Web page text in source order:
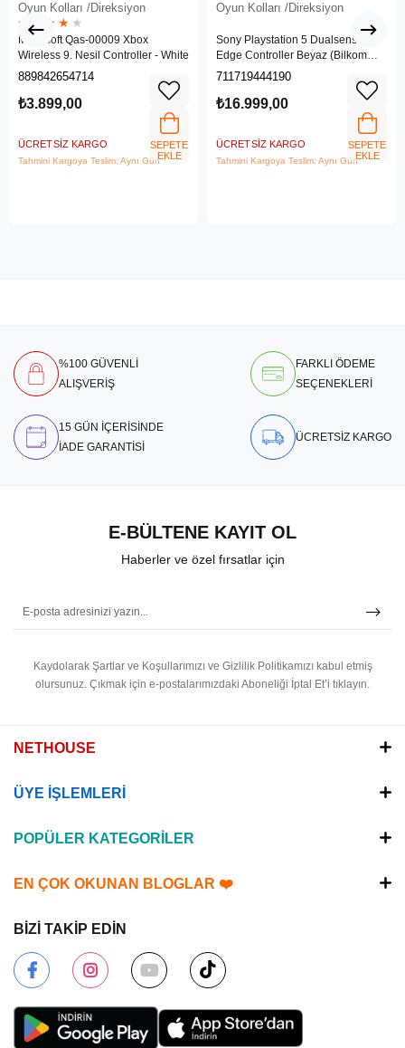
Oyun Kolları /Direksiyon
★ ★ ★ ★ ★
Microsoft Qas-00009 Xbox
Wireless 9. Nesil Controller - White
889842654714
₺3.899,00
ÜCRETSIZ KARGO
Tahmini Kargoya Teslim: Aynı Gün
SEPETE
EKLE
Oyun Kolları /Direksiyon
Sony Playstation 5 Dualsense
Edge Controller Beyaz (Bilkom
Garantili)
711719444190
₺16.999,00
ÜCRETSIZ KARGO
Tahmini Kargoya Teslim: Aynı Gün
SEPETE
EKLE
%100 GÜVENLİ
ALIŞVERİŞ
FARKLI ÖDEME
SEÇENEKLERİ
15 GÜN İÇERİSİNDE
İADE GARANTİSİ
ÜCRETSİZ KARGO
E-BÜLTENE KAYIT OL
Haberler ve özel fırsatlar için
Kaydolarak Şartlar ve Koşullarımızı ve Gizlilik Politikamızı kabul etmiş
olursunuz. Çıkmak için e-postalarımızdaki Aboneliği İptal Et’i tıklayın.
NETHOUSE
ÜYE İŞLEMLERİ
POPÜLER KATEGORİLER
EN ÇOK OKUNAN BLOGLAR ❤️
BİZİ TAKİP EDİN